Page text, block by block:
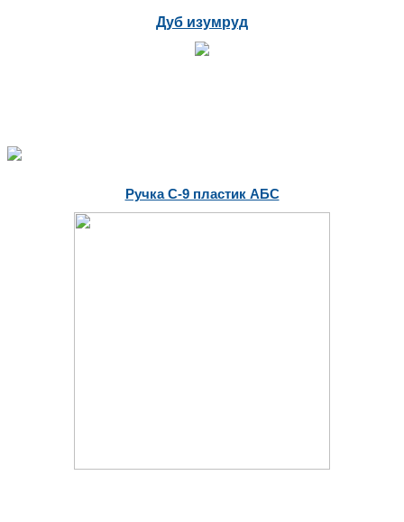
Дуб изумруд
Ручка С-9 пластик АБС